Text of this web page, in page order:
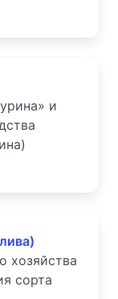
и
хозяйства
сорта